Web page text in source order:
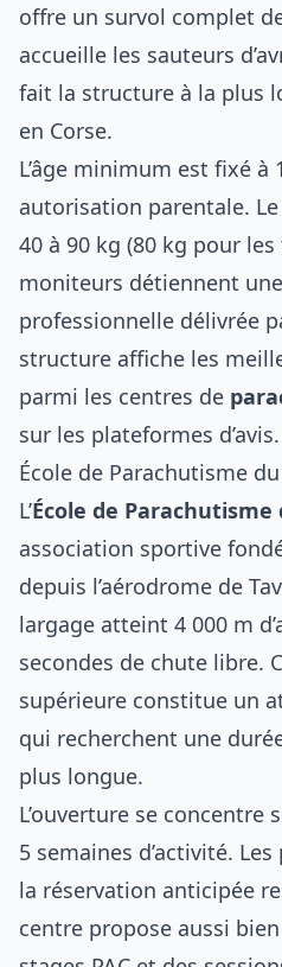
offre un survol complet
accueille les sauteurs
fait la structure à la plus
en Corse.
L’âge minimum est fixé à
autorisation parentale.
40 à 90 kg (80 kg pour
moniteurs détiennent
professionnelle délivrée
structure affiche les
parmi les centres de
sur les plateformes d’avis.
École de Parachutisme
L’École de Parachutisme
association sportive
depuis l’aérodrome de
largage atteint 4 000 m
secondes de chute libre.
supérieure constitue un
qui recherchent une
plus longue.
L’ouverture se concentre
5 semaines d’activité.
la réservation anticipée
centre propose aussi